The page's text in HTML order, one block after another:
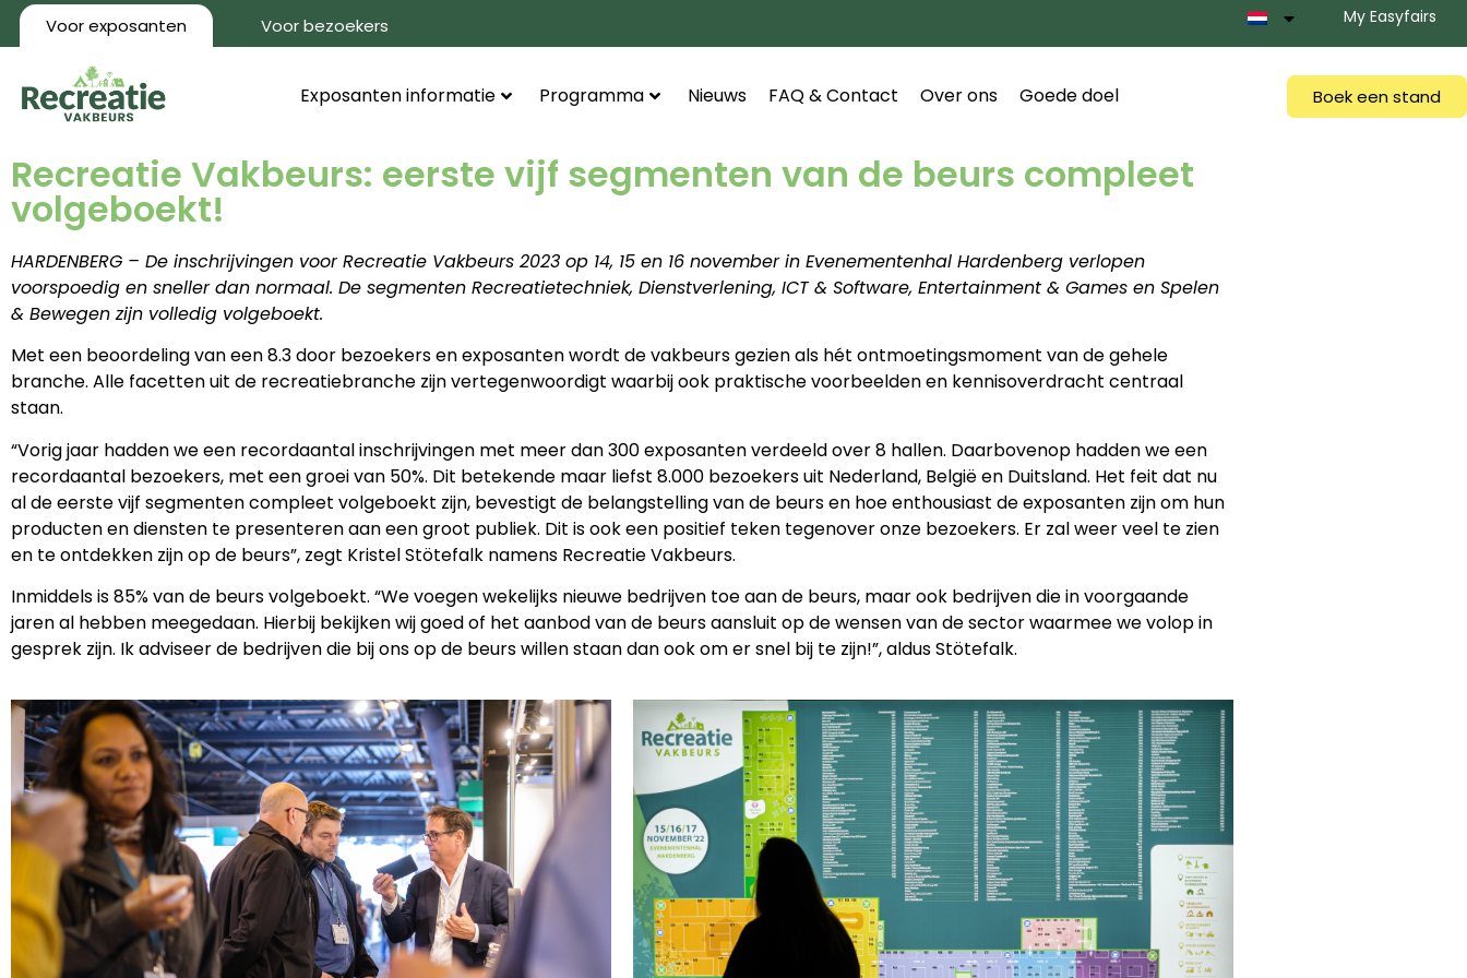
Voor exposanten Voor bezoekers My Easyfairs
Exposanten informatie Programma Nieuws FAQ & Contact Over ons Goede doel Boek een stand
Recreatie Vakbeurs: eerste vijf segmenten van de beurs compleet
volgeboekt!
HARDENBERG – De inschrijvingen voor Recreatie Vakbeurs 2023 op 14, 15 en 16 november in Evenementenhal Hardenberg verlopen
voorspoedig en sneller dan normaal. De segmenten Recreatietechniek, Dienstverlening, ICT & Software, Entertainment & Games en Spelen
& Bewegen zijn volledig volgeboekt.
Met een beoordeling van een 8.3 door bezoekers en exposanten wordt de vakbeurs gezien als hét ontmoetingsmoment van de gehele
branche. Alle facetten uit de recreatiebranche zijn vertegenwoordigt waarbij ook praktische voorbeelden en kennisoverdracht centraal
staan.
“Vorig jaar hadden we een recordaantal inschrijvingen met meer dan 300 exposanten verdeeld over 8 hallen. Daarbovenop hadden we een
recordaantal bezoekers, met een groei van 50%. Dit betekende maar liefst 8.000 bezoekers uit Nederland, België en Duitsland. Het feit dat nu
al de eerste vijf segmenten compleet volgeboekt zijn, bevestigt de belangstelling van de beurs en hoe enthousiast de exposanten zijn om hun
producten en diensten te presenteren aan een groot publiek. Dit is ook een positief teken tegenover onze bezoekers. Er zal weer veel te zien
en te ontdekken zijn op de beurs”, zegt Kristel Stötefalk namens Recreatie Vakbeurs.
Inmiddels is 85% van de beurs volgeboekt. “We voegen wekelijks nieuwe bedrijven toe aan de beurs, maar ook bedrijven die in voorgaande
jaren al hebben meegedaan. Hierbij bekijken wij goed of het aanbod van de beurs aansluit op de wensen van de sector waarmee we volop in
gesprek zijn. Ik adviseer de bedrijven die bij ons op de beurs willen staan dan ook om er snel bij te zijn!”, aldus Stötefalk.